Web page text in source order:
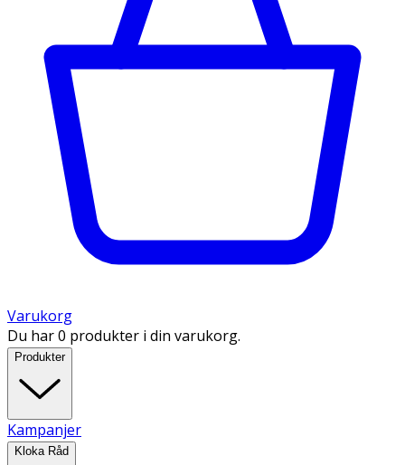
Varukorg
Du har 0 produkter i din varukorg.
Produkter
Kampanjer
Kloka Råd